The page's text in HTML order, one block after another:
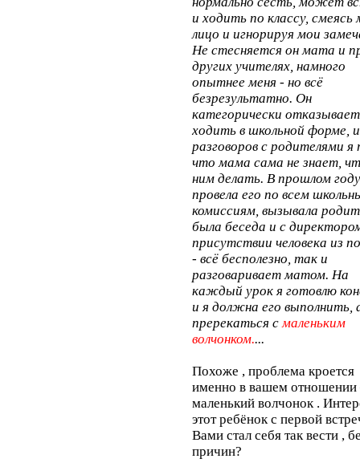
и ходить по классу, смеясь
лицо и игнорируя мои
Не стесняется он мата и
других учителях, намного
опытнее меня - но всё
безрезультатно. Он
категорически
ходить в школьной форме,
разговоров с родителями я
что мама сама не знает,
ним делать. В прошлом
провела его по всем
комиссиям, вызывала
была беседа и с
присутствии человека из
- всё бесполезно, так и
разговаривает матом. На
каждый урок я готовлю
и я должна его выполнить,
пререкаться смаленьким
волчонком....
Похоже , проблема кроется
именно в вашем отношении
маленький волчонок .
этот ребёнок с первой
Вами стал себя так вести ,
причин?